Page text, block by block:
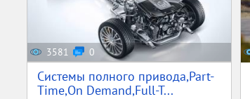
3581 0
Системы полного привода,Part-
Time,On Demand,Full-T...